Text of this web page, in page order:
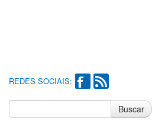
REDES SOCIAIS:
Buscar